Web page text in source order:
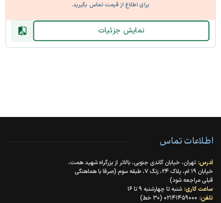
برای اطلاع از قیمت تماس بگیرید.
نمایش جزئیات
اطلاعات تماس
آدرس: تهران، خیابان گاندی جنوبی، بالاتر از بزرگراه شهید همت،
خیابان ۱۹ ام، پلاک ۲۴، زنگ ۷، طبقه سوم (صرفا با هماهنگی
قبلی مراجعه شود)
ساعت کاری: شنبه تا چهارشنبه ۹ تا ۱۶
تلفن: ۰۲۱۴۱۴۵۹۰۰۰ (۳۰ خط)